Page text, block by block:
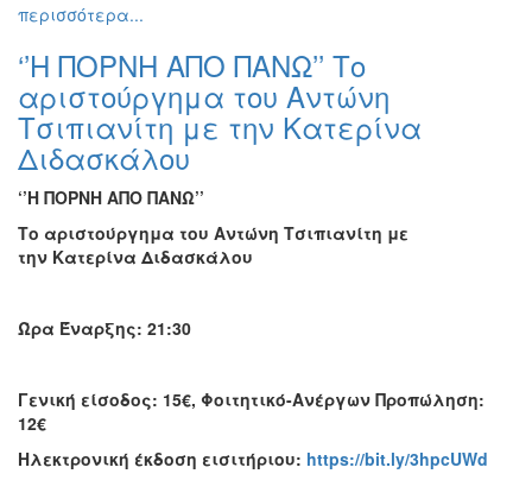
περισσότερα...
‘’Η ΠΟΡΝΗ ΑΠΟ ΠΑΝΩ’’ Το
αριστούργημα του Αντώνη
Τσιπιανίτη με την Κατερίνα
Διδασκάλου
‘’Η ΠΟΡΝΗ ΑΠΟ ΠΑΝΩ’’
Το αριστούργημα του Αντώνη Τσιπιανίτη με
την Κατερίνα Διδασκάλου
Ώρα Έναρξης: 21:30
Γενική είσοδος: 15€, Φοιτητικό-Ανέργων Προπώληση:
12€
Ηλεκτρονική έκδοση εισιτήριου: https://bit.ly/3hpcUWd